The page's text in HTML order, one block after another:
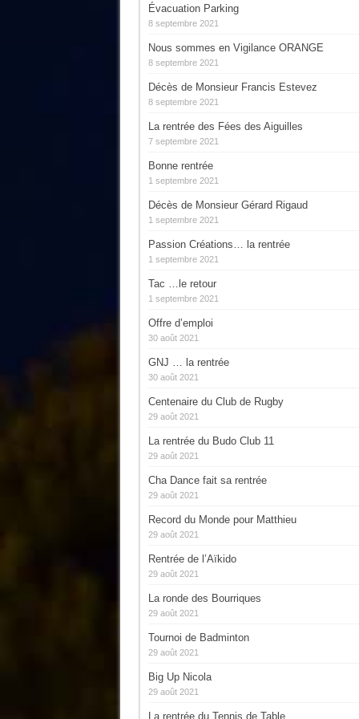
Évacuation Parking
8 septembre 2021
Nous sommes en Vigilance ORANGE
8 septembre 2021
Décès de Monsieur Francis Estevez
8 septembre 2021
La rentrée des Fées des Aiguilles
7 septembre 2021
Bonne rentrée
1 septembre 2021
Décès de Monsieur Gérard Rigaud
1 septembre 2021
Passion Créations… la rentrée
1 septembre 2021
Tac …le retour
1 septembre 2021
Offre d’emploi
30 août 2021
GNJ … la rentrée
30 août 2021
Centenaire du Club de Rugby
29 août 2021
La rentrée du Budo Club 11
29 août 2021
Cha Dance fait sa rentrée
29 août 2021
Record du Monde pour Matthieu
29 août 2021
Rentrée de l’Aïkido
29 août 2021
La ronde des Bourriques
29 août 2021
Tournoi de Badminton
29 août 2021
Big Up Nicola
29 août 2021
La rentrée du Tennis de Table